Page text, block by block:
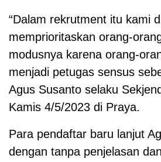
“Dalam rekrutment itu kami
memprioritaskan orang-
modusnya karena orang-
menjadi petugas sensus
Agus Susanto selaku
Kamis 4/5/2023 di Praya.
Para pendaftar baru lanjut
dengan tanpa penjelasan